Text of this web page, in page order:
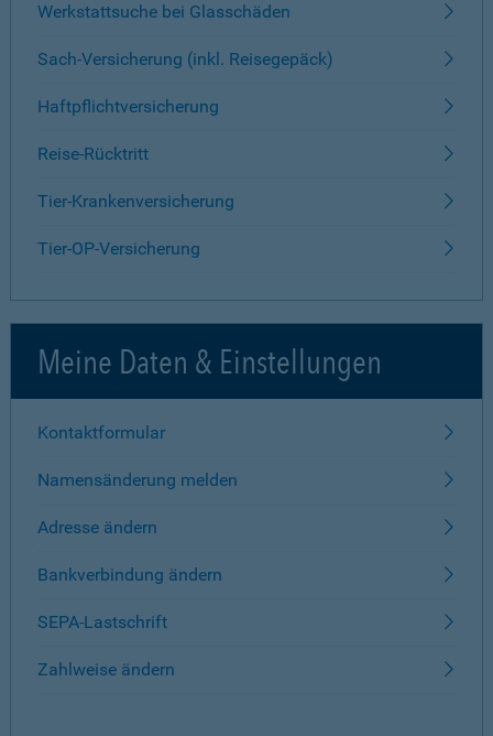
Werkstattsuche bei Glasschäden
Sach-Versicherung (inkl. Reisegepäck)
Haftpflichtversicherung
Reise-Rücktritt
Tier-Krankenversicherung
Tier-OP-Versicherung
Meine Daten & Einstellungen
Kontaktformular
Namensänderung melden
Adresse ändern
Bankverbindung ändern
SEPA-Lastschrift
Zahlweise ändern